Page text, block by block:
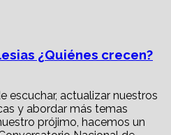
¿Quiénes crecen?